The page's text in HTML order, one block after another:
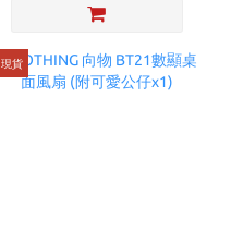
現貨